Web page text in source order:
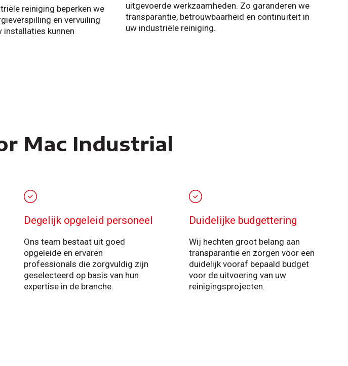
reiniging beperken we
en vervuiling
installaties kunnen
uitgevoerde werkzaamheden. Zo garanderen we
transparantie, betrouwbaarheid en continuïteit in
uw industriële reiniging.
Mac Industrial
Degelijk opgeleid personeel
Ons team bestaat uit goed
opgeleide en ervaren
professionals die zorgvuldig zijn
geselecteerd op basis van hun
expertise in de branche.
Duidelijke budgettering
Wij hechten groot belang aan
transparantie en zorgen voor een
duidelijk vooraf bepaald budget
voor de uitvoering van uw
reinigingsprojecten.